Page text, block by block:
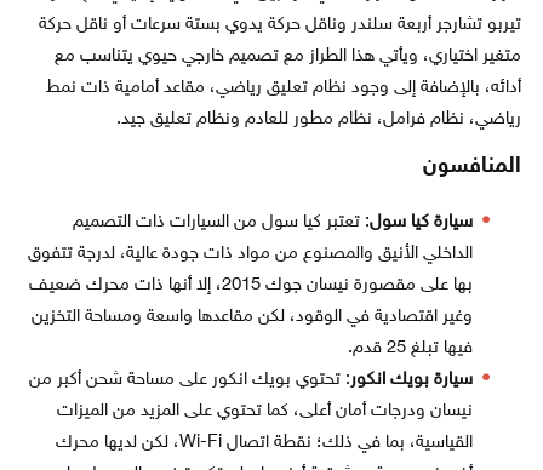
تيربو تشارجر أربعة سلندر وناقل حركة يدوي بستة سرعات أو ناقل حركة
متغير اختياري، ويأتي هذا الطراز مع تصميم خارجي حيوي يتناسب مع
أدائه، بالإضافة إلى وجود نظام تعليق رياضي، مقاعد أمامية ذات نمط
رياضي، نظام فرامل، نظام مطور للعادم ونظام تعليق جيد.
المنافسون
سيارة كيا سول: تعتبر كيا سول من السيارات ذات التصميم
الداخلي الأنيق والمصنوع من مواد ذات جودة عالية، لدرجة تتفوق
بها على مقصورة نيسان جوك 2015، إلا أنها ذات محرك ضعيف
وغير اقتصادية في الوقود، لكن مقاعدها واسعة ومساحة التخزين
فيها تبلغ 25 قدم.
سيارة بويك انكور: تحتوي بويك انكور على مساحة شحن أكبر من
نيسان ودرجات أمان أعلى، كما تحتوي على المزيد من الميزات
القياسية، بما في ذلك؛ نقطة اتصال Wi-Fi، لكن لديها محرك